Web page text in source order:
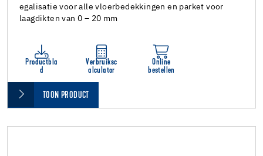
egalisatie voor alle vloerbedekkingen en parket voor
laagdikten van 0 – 20 mm
Productbla
d
Verbruiksc
alculator
Online
bestellen
TOON PRODUCT